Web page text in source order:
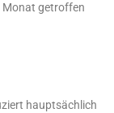
Monat getroffen
hauptsächlich